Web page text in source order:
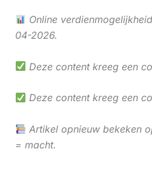
Online
04-2026.
Deze content kreeg een
Deze content kreeg een
Artikel opnieuw bekeken
= macht.